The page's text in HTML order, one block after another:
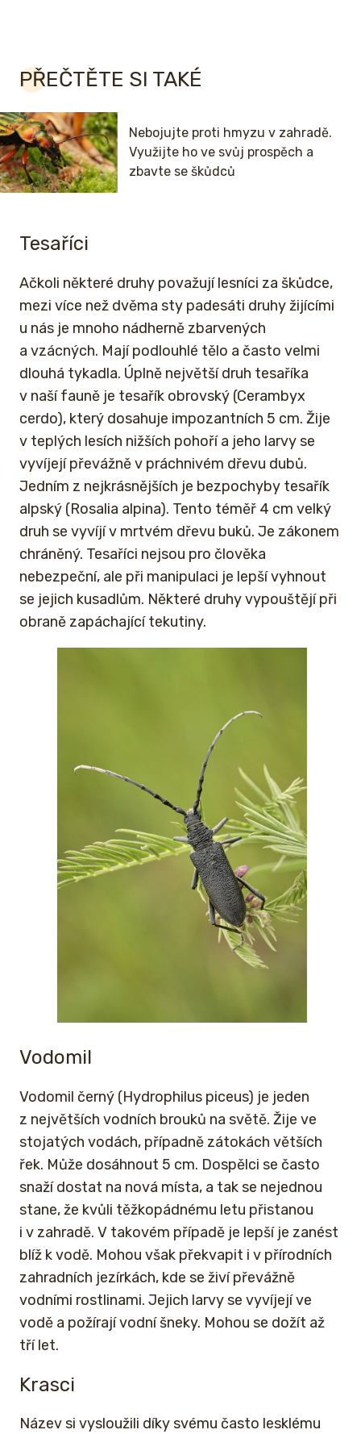
PŘEČTĚTE SI TAKÉ
Nebojujte proti hmyzu v zahradě.
Využijte ho ve svůj prospěch a
zbavte se škůdců
Tesaříci
Ačkoli některé druhy považují lesníci za škůdce,
mezi více než dvěma sty padesáti druhy žijícími
u nás je mnoho nádherně zbarvených
a vzácných. Mají podlouhlé tělo a často velmi
dlouhá tykadla. Úplně největší druh tesaříka
v naší fauně je tesařík obrovský (Cerambyx
cerdo), který dosahuje impozantních 5 cm. Žije
v teplých lesích nižších pohoří a jeho larvy se
vyvíjejí převážně v práchnivém dřevu dubů.
Jedním z nejkrásnějších je bezpochyby tesařík
alpský (Rosalia alpina). Tento téměř 4 cm velký
druh se vyvíjí v mrtvém dřevu buků. Je zákonem
chráněný. Tesaříci nejsou pro člověka
nebezpeční, ale při manipulaci je lepší vyhnout
se jejich kusadlům. Některé druhy vypouštějí při
obraně zapáchající tekutiny.
Vodomil
Vodomil černý (Hydrophilus piceus) je jeden
z největších vodních brouků na světě. Žije ve
stojatých vodách, případně zátokách větších
řek. Může dosáhnout 5 cm. Dospělci se často
snaží dostat na nová místa, a tak se nejednou
stane, že kvůli těžkopádnému letu přistanou
i v zahradě. V takovém případě je lepší je zanést
blíž k vodě. Mohou však překvapit i v přírodních
zahradních jezírkách, kde se živí převážně
vodními rostlinami. Jejich larvy se vyvíjejí ve
vodě a požírají vodní šneky. Mohou se dožít až
tří let.
Krasci
Název si vysloužili díky svému často lesklému